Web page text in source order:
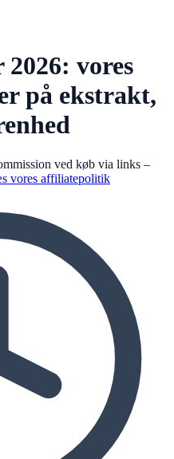
vores
på ekstrakt,
ved køb via links –
vores affiliatepolitik